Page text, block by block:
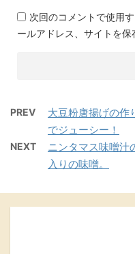
次回のコメントで使用
ールアドレス、サイトを保
PREV
大豆粉唐揚げの作
でジューシー！
NEXT
ニンタマス味噌汁
入りの味噌。